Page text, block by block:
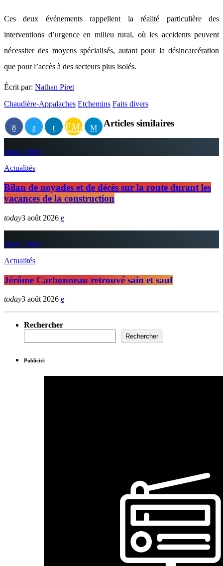
Ces deux événements rappellent la réalité particulière des
interventions d’urgence en milieu rural, où les accidents peuvent
nécessiter des moyens spécialisés, autant pour la désincarcération
que pour l’accès à des secteurs plus isolés.
Écrit par: Nathan Piret
Chaudière-Appalaches Etchemins Faits divers
EMAIL Articles similaires
insert_link
Actualités
Bilan de noyades et de décès sur la route durant les
vacances de la construction
today3 août 2026
insert_link
Actualités
Jérôme Carbonneau retrouvé sain et sauf
today3 août 2026
Rechercher
Rechercher
Publicité